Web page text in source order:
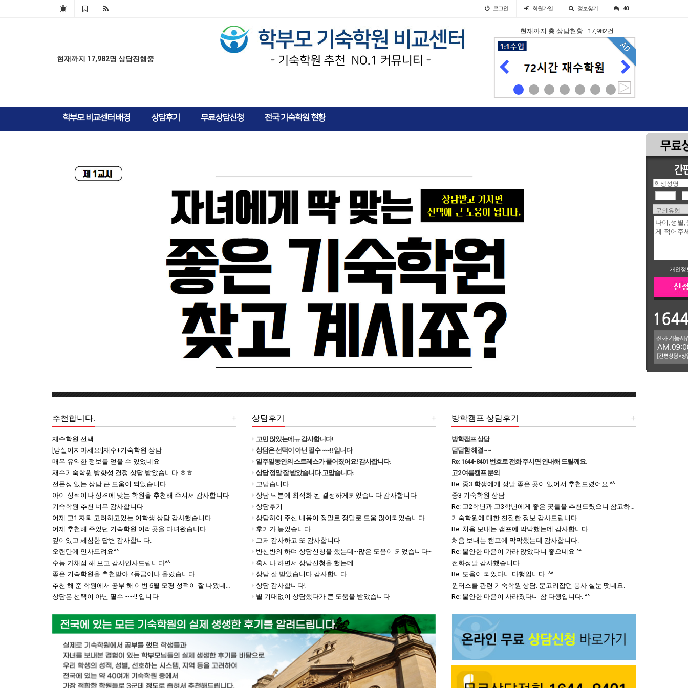
-
개인
로그인 회원가입 정보찾기 40
현재까지 17,982명 상담진행중
현재까지 총 상담현황 : 17,982건
AD AD
학부모 비교센터 배경 상담후기 무료상담신청 전국 기숙학원 현황
+
추천합니다.
재수학원 선택
[망설이지마세요!]재수+기숙학원 상담
매우 유익한 정보를 얻을 수 있었네요
재수기숙학원 방향성 결정 상담 받았습니다 ㅎㅎ
전문성 있는 상담 큰 도움이 되었습니다
아이 성적이나 성격에 맞는 학원을 추천해 주셔서 감사합니다
기숙학원 추천 너무 감사합니다
어제 고1 자퇴 고려하고있는 여학생 상담 감사했습니다.
어제 추천해 주었던 기숙학원 여러곳을 다녀왔습니다
깊이있고 세심한 답변 감사합니다.
오랜만에 인사드려요^^
수능 가채점 해 보고 감사인사드립니다^^
좋은 기숙학원을 추천받아 4등급이나 올랐습니다
상담은 선택이 아닌 필수 ~~!! 입니다
+
상담후기
고민 많았는데ㅠ 감사합니다!
상담은 선택이 아닌 필수 ~~!! 입니다
일주일동안의 스트레스가 풀어졌어요! 감사합니다.
상담 정말 잘 받았습니다.고맙습니다.
고맙습니다.
상담 덕분에 최적화 된 결정하게되었습니다 감사합니다
상담후기
상담하여 주신 내용이 정말로 정말로 도움 많이되었습니다.
후기가 늦었습니다.
그저 감사하고 또 감사합니다
반신반의 하며 상담신청을 했는데~많은 도움이 되었습니다~
혹시나 하면서 상담신청을 했는데
상담 잘 받았습니다 감사합니다
상담 감사합니다!
별 기대없이 상담했다가 큰 도움을 받았습니다
+
방학캠프 상담후기
방학캠프 상담
답답함 해결~~
Re: 1644-8401 번호로 전화 주시면 안내해 드릴께요.
고2 여름캠프 문의
Re: 중3 학생에게 정말 좋은 곳이 있어서 추천드렸어요 ^^
중3 기숙학원 상담
기숙학원에 대한 친절한 정보 감사드립니다
Re: 처음 보내는 캠프에 막막했는데 감사합니다.
처음 보내는 캠프에 막막했는데 감사합니다.
Re: 불안한 마음이 가라 앉았다니 좋으네요 ^^
전화정말 감사했습니다
Re: 도움이 되었다니 다행입니다. ^^
윈터스쿨 관련 기숙학원 상담. 문고리잡던 봉사 실눈 떳네요.
Re: 불안한 마음이 사라졌다니 참 다행입니다. ^^